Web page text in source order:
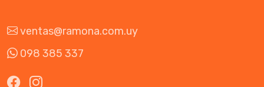
ventas@ramona.com.uy
098 385 337